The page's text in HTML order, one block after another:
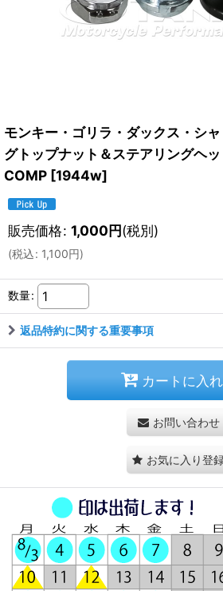
モンキー・ゴリラ・ダックス・シ
グトップナット＆ステアリングヘ
COMP [1944w]
販売価格: 1,000円(税別)
(税込: 1,100円)
数量:
返品特約に関する重要事項
カートに入
お問い合わせ
お気に入り登